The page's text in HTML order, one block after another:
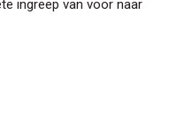
ingreep van voor naar